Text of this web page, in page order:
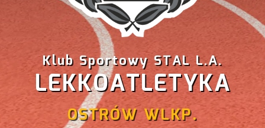
Klub Sportowy STAL L.A.
LEKKOATLETYKA
OSTRÓW WLKP.